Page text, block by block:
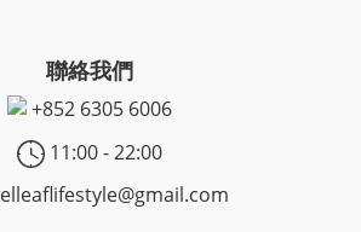
聯絡我們
+852 6305 6006
11:00 - 22:00